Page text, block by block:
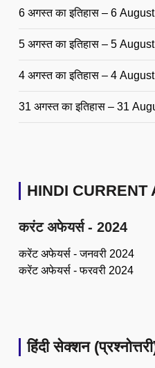
6 अगस्त का इतिहास – 6
5 अगस्त का इतिहास – 5
4 अगस्त का इतिहास – 4
31 अगस्त का इतिहास – 31
HINDI CURRENT
करंट अफेयर्स - 2024
करेंट अफेयर्स - जनवरी 2024
करेंट अफेयर्स - फरवरी 2024
हिंदी सेक्शन